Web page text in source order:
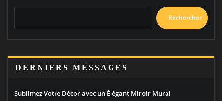
Rechercher
DERNIERS MESSAGES
Sublimez Votre Décor avec un Élégant Miroir Mural